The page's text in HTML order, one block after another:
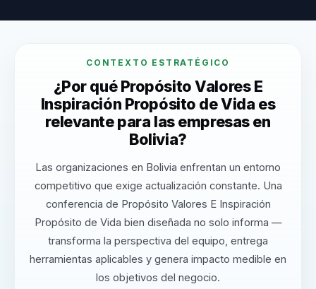
CONTEXTO ESTRATÉGICO
¿Por qué Propósito Valores E
Inspiración Propósito de Vida es
relevante para las empresas en
Bolivia?
Las organizaciones en Bolivia enfrentan un entorno
competitivo que exige actualización constante. Una
conferencia de Propósito Valores E Inspiración
Propósito de Vida bien diseñada no solo informa —
transforma la perspectiva del equipo, entrega
herramientas aplicables y genera impacto medible en
los objetivos del negocio.